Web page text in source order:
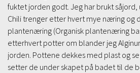
fuktet jorden godt. Jeg har brukt såjord,
Chili trenger etter hvert mye næring og
plantenæring (Organisk plantenæring
etterhvert potter om blander jeg
jorden. Pottene dekkes med plast og
setter de under skapet på badet til de